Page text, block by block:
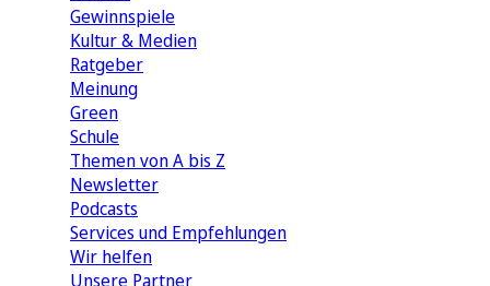
Gewinnspiele
Kultur & Medien
Ratgeber
Meinung
Green
Schule
Themen von A bis Z
Newsletter
Podcasts
Services und Empfehlungen
Wir helfen
Unsere Partner